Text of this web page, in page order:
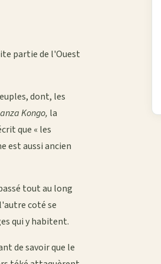
partie de l'Ouest
dont, les
Kongo, la
que « les
est aussi ancien
tout au long
coté se
qui y habitent.
de savoir que le